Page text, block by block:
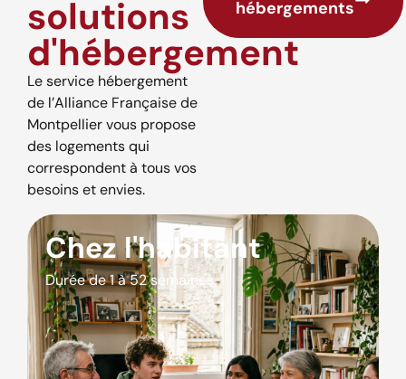
solutions
d'hébergement
Le service hébergement
de l’Alliance Française de
Montpellier vous propose
des logements qui
correspondent à tous vos
besoins et envies.
hébergements
Chez l'habitant
Durée de 1 à 52 semaines